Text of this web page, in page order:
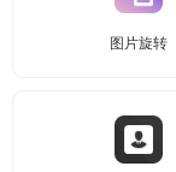
图片旋转